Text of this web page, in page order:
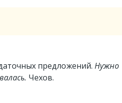
предложений. Нужно
Чехов.